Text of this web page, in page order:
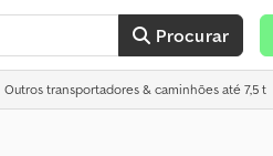
Procurar
Outros transportadores & caminhões até 7,5 t